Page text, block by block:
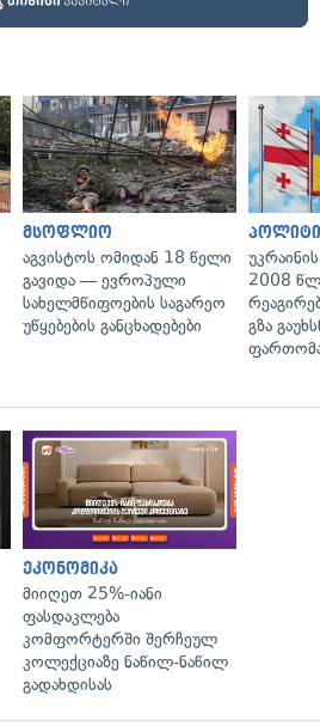
მსოფლიო
აგვისტოს ომიდან 18 წელი
გავიდა — ევროპული
სახელმწიფოების საგარეო
უწყებების განცხადებები
2008
გზა
ეკონომიკა
მიიღეთ 25%-იანი
ფასდაკლება
კომფორტერში შერჩეულ
კოლექციაზე ნაწილ-ნაწილ
გადახდისას